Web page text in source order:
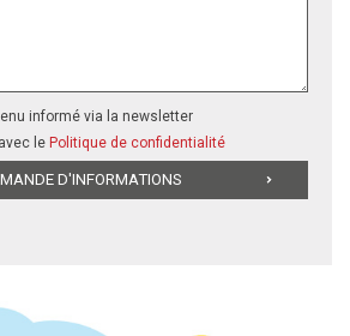
informé via la newsletter
le Politique de confidentialité